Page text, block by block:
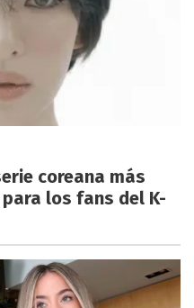
coreana más
los fans del K-